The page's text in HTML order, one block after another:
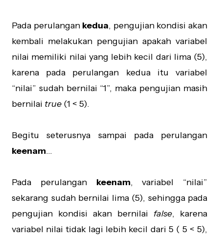
Pada perulangan kedua, pengujian kondisi akan
kembali melakukan pengujian apakah variabel
nilai memiliki nilai yang lebih kecil dari lima (5),
karena pada perulangan kedua itu variabel
“nilai” sudah bernilai “1”, maka pengujian masih
bernilai true (1 < 5).
Begitu seterusnya sampai pada perulangan
keenam…
Pada perulangan keenam, variabel “nilai”
sekarang sudah bernilai lima (5), sehingga pada
pengujian kondisi akan bernilai false, karena
variabel nilai tidak lagi lebih kecil dari 5 ( 5 < 5),